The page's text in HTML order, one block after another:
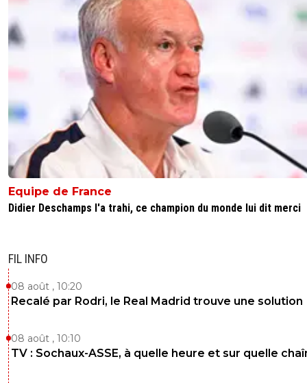
Equipe de France
Didier Deschamps l'a trahi, ce champion du monde lui dit merci
FIL INFO
08 août , 10:20
Recalé par Rodri, le Real Madrid trouve une solution
08 août , 10:10
TV : Sochaux-ASSE, à quelle heure et sur quelle